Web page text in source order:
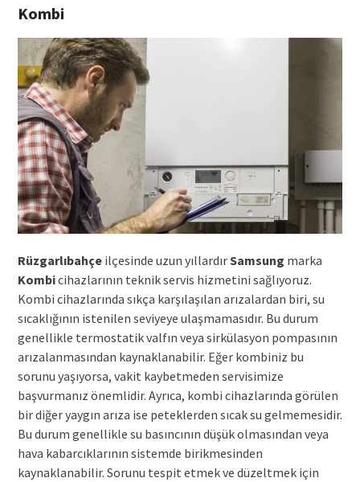
Kombi
Rüzgarlıbahçeilçesinde uzun yıllardırSamsung marka
Kombicihazlarının teknik servis hizmetini sağlıyoruz.
Kombi cihazlarında sıkça karşılaşılan arızalardan biri, su
sıcaklığının istenilen seviyeye ulaşmamasıdır. Bu durum
genellikle termostatik valfın veya sirkülasyon pompasının
arızalanmasından kaynaklanabilir. Eğer kombiniz bu
sorunu yaşıyorsa, vakit kaybetmeden servisimize
başvurmanız önemlidir. Ayrıca, kombi cihazlarında görülen
bir diğer yaygın arıza ise peteklerden sıcak su gelmemesidir.
Bu durum genellikle su basıncının düşük olmasından veya
hava kabarcıklarının sistemde birikmesinden
kaynaklanabilir. Sorunu tespit etmek ve düzeltmek için